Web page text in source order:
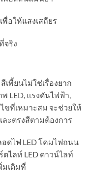
พื่อให้แสงเสถียร
จริง
สีเพี้ยนไม่ใช่เรื่องยาก
LED, แรงดันไฟฟ้า,
ขที่เหมาะสม จะช่วยให้
ละตรงสีตามต้องการ
ดไฟ LED โคมไฟถนน
ตไลท์ LED ดาวน์ไลท์
เติมที่